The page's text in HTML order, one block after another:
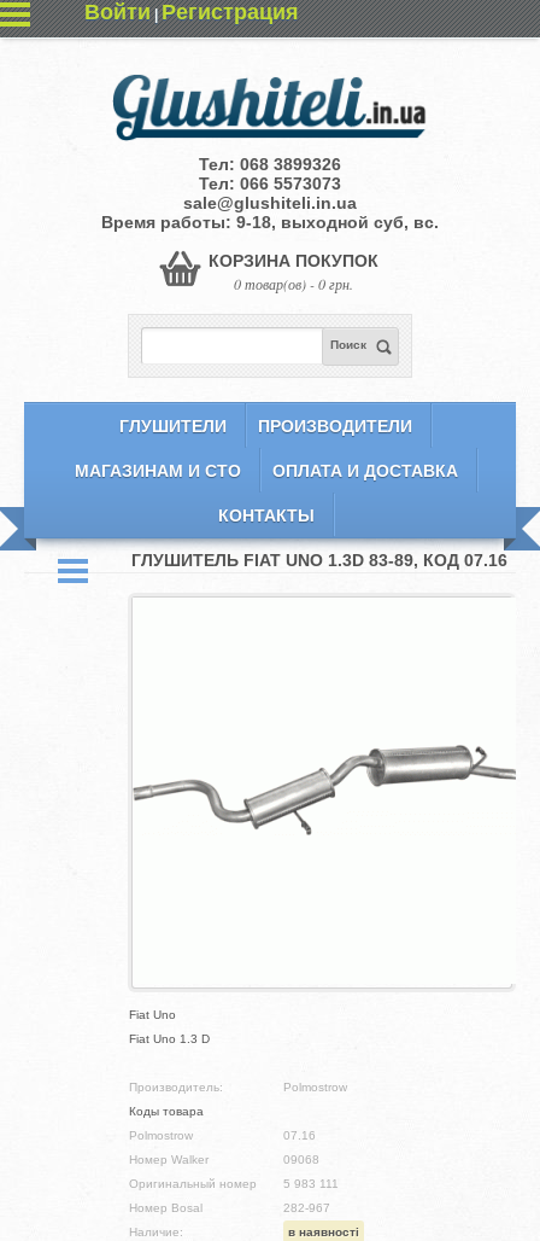
Войти|Регистрация
Тел: 068 3899326
Тел: 066 5573073
sale@glushiteli.in.ua
Время работы: 9-18, выходной суб, вс.
КОРЗИНА ПОКУПОК
0 товар(ов) - 0 грн.
Поиск
ГЛУШИТЕЛИ ПРОИЗВОДИТЕЛИ
МАГАЗИНАМ И СТО ОПЛАТА И ДОСТАВКА
КОНТАКТЫ
ГЛУШИТЕЛЬ FIAT UNO 1.3D 83-89, КОД 07.16
Fiat Uno
Fiat Uno 1.3 D
Производитель:
Polmostrow
Коды товара
Polmostrow
07.16
Номер Walker
09068
Оригинальный номер
5 983 111
Номер Bosal
282-967
Наличие:
в наявності